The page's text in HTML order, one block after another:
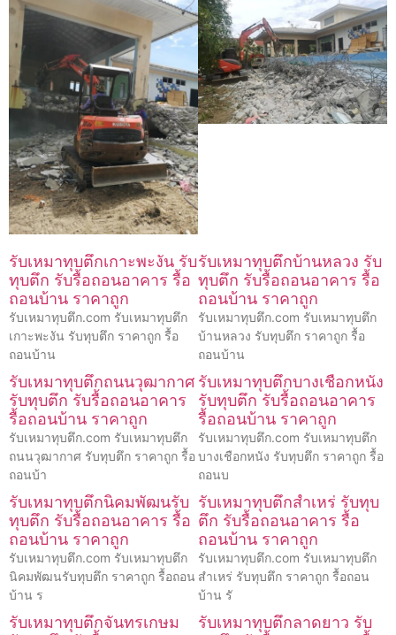
รับเหมาทุบตึกเกาะพะงัน รับ
ทุบตึก รับรื้อถอนอาคาร รื้อ
ถอนบ้าน ราคาถูก
รับเหมาทุบตึก.com รับเหมาทุบตึก
เกาะพะงัน รับทุบตึก ราคาถูก รื้อ
ถอนบ้าน
รับเหมาทุบตึกบ้านหลวง รับ
ทุบตึก รับรื้อถอนอาคาร รื้อ
ถอนบ้าน ราคาถูก
รับเหมาทุบตึก.com รับเหมาทุบตึก
บ้านหลวง รับทุบตึก ราคาถูก รื้อ
ถอนบ้าน
รับเหมาทุบตึกถนนวุฒากาศ
รับทุบตึก รับรื้อถอนอาคาร
รื้อถอนบ้าน ราคาถูก
รับเหมาทุบตึก.com รับเหมาทุบตึก
ถนนวุฒากาศ รับทุบตึก ราคาถูก รื้อ
ถอนบ้า
รับเหมาทุบตึกบางเชือกหนัง
รับทุบตึก รับรื้อถอนอาคาร
รื้อถอนบ้าน ราคาถูก
รับเหมาทุบตึก.com รับเหมาทุบตึก
บางเชือกหนัง รับทุบตึก ราคาถูก รื้อ
ถอนบ
รับเหมาทุบตึกนิคมพัฒนรับ
ทุบตึก รับรื้อถอนอาคาร รื้อ
ถอนบ้าน ราคาถูก
รับเหมาทุบตึก.com รับเหมาทุบตึก
นิคมพัฒนรับทุบตึก ราคาถูก รื้อถอน
บ้าน ร
รับเหมาทุบตึกสำเหร่ รับทุบ
ตึก รับรื้อถอนอาคาร รื้อ
ถอนบ้าน ราคาถูก
รับเหมาทุบตึก.com รับเหมาทุบตึก
สำเหร่ รับทุบตึก ราคาถูก รื้อถอน
บ้าน รั
รับเหมาทุบตึกจันทรเกษม
รับเหมาทุบตึกลาดยาว รับ